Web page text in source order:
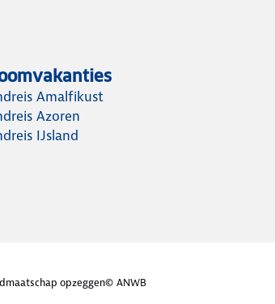
Amalfikust
Azoren
IJsland
opzeggen© ANWB